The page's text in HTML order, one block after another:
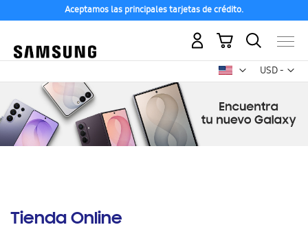
Aceptamos las principales tarjetas de crédito.
USD -
dólar
Mi carrito
Tienda Online